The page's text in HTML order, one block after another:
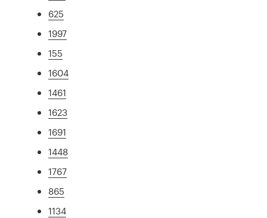
625
1997
155
1604
1461
1623
1691
1448
1767
865
1134